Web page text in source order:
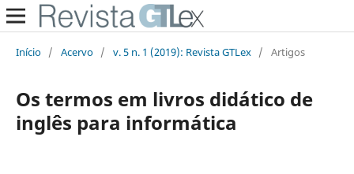
Início / Acervo / v. 5 n. 1 (2019): Revista GTLex / Artigos
Os termos em livros didático de
inglês para informática